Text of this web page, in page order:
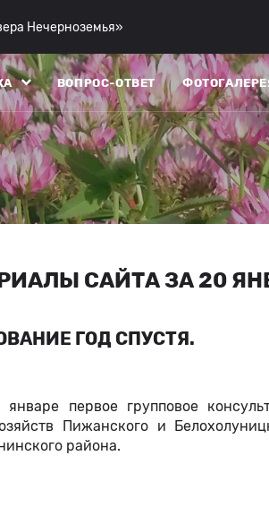
Нечерноземья»
ВОПРОС-ОТВЕТ
САЙТА ЗА 20
ГОД СПУСТЯ.
январе первое групповое
Пижанского и
района.